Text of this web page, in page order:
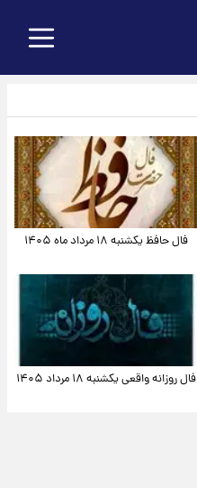
فال حافظ یکشنبه ۱۸ مرداد ماه ۱۴۰۵
فال روزانه واقعی یکشنبه ۱۸ مرداد ۱۴۰۵